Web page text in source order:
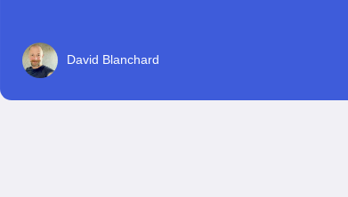
David Blanchard